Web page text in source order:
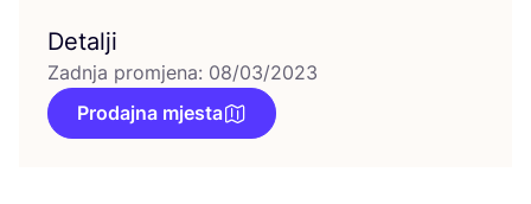
Detalji
Zadnja promjena: 08/03/2023
Prodajna mjesta